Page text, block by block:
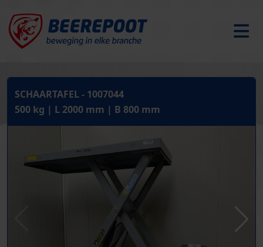
SCHAARTAFEL - 1007044
500 kg | L 2000 mm | B 800 mm